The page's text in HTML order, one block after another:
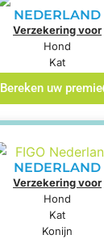
NEDERLAND
Verzekering voor
Hond
Kat
Bereken uw premie
NEDERLAND
Verzekering voor
Hond
Kat
Konijn